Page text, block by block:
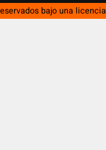
bajo una licencia